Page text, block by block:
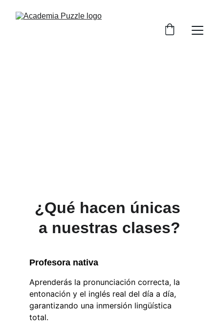
¿Qué hacen únicas
a nuestras clases?
Profesora nativa
Aprenderás la pronunciación correcta, la
entonación y el inglés real del día a día,
garantizando una inmersión lingüística
total.